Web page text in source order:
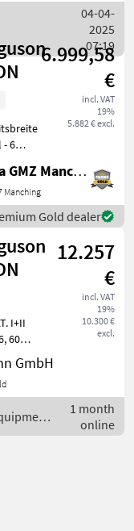
je
04-04-
2025
07:19
6.999,58
€
incl. VAT
19%
5.882 € excl.
- 6
BayWa GMZ Manching
Manching
Gold dealer
12.257
€
incl. VAT
19%
10.300 €
excl.
I+II
60
2, 90
30
S
GmbH
1 month
online